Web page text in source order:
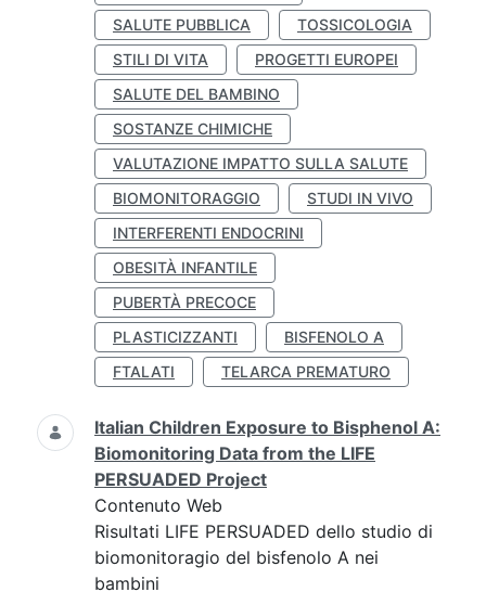
SALUTE PUBBLICA
TOSSICOLOGIA
STILI DI VITA
PROGETTI EUROPEI
SALUTE DEL BAMBINO
SOSTANZE CHIMICHE
VALUTAZIONE IMPATTO SULLA SALUTE
BIOMONITORAGGIO
STUDI IN VIVO
INTERFERENTI ENDOCRINI
OBESITÀ INFANTILE
PUBERTÀ PRECOCE
PLASTICIZZANTI
BISFENOLO A
FTALATI
TELARCA PREMATURO
Italian Children Exposure to Bisphenol A:
Biomonitoring Data from the LIFE
PERSUADED Project
Contenuto Web
Risultati LIFE PERSUADED dello studio di
biomonitoragio del bisfenolo A nei
bambini